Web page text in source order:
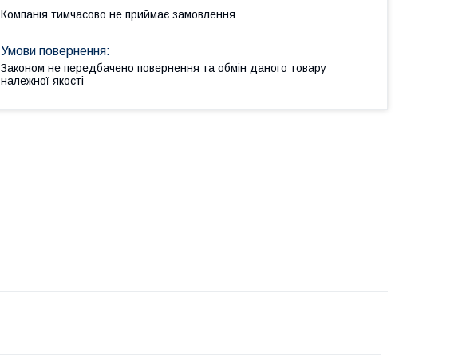
Компанія тимчасово не приймає замовлення
Законом не передбачено повернення та обмін даного товару
належної якості